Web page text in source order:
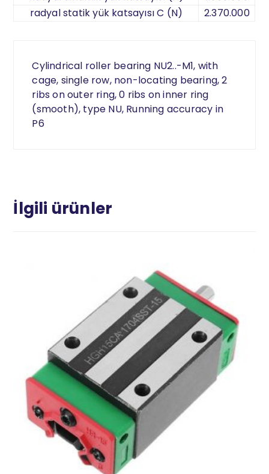
radyal statik yük katsayısı C (N)
2.370.000
Cylindrical roller bearing NU2..-M1, with
cage, single row, non-locating bearing, 2
ribs on outer ring, 0 ribs on inner ring
(smooth), type NU, Running accuracy in
P6
İlgili ürünler